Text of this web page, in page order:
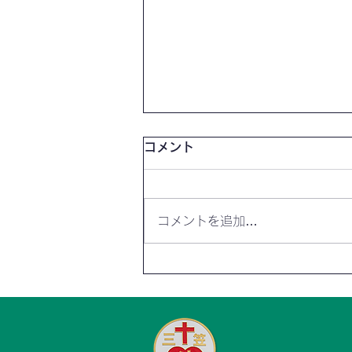
＜りんご組＞ハロウィンイベ
ント日程変更のお知らせ🍎
コメント
コメントを追加…